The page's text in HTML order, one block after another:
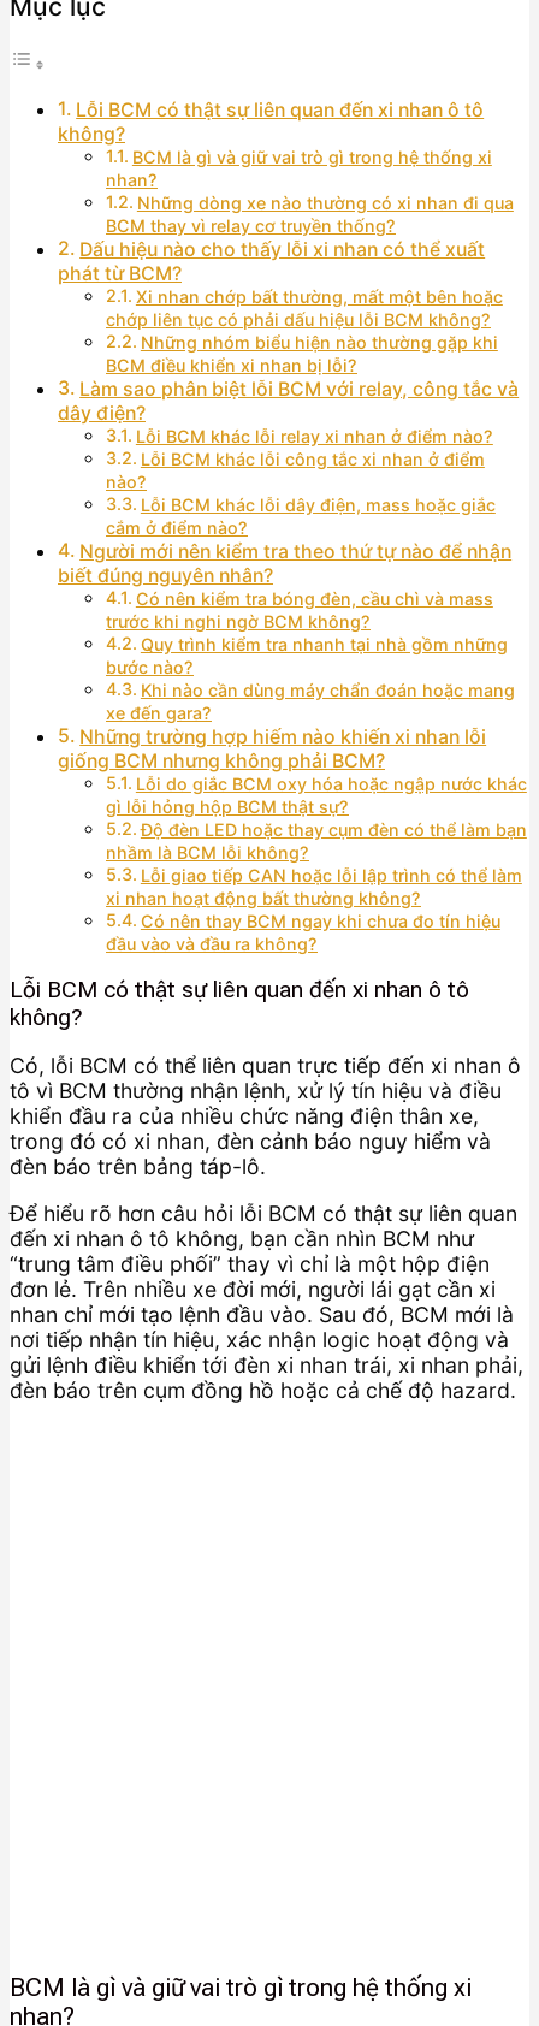
Mục lục
Lỗi BCM có thật sự liên quan đến xi nhan ô tô
không?
BCM là gì và giữ vai trò gì trong hệ thống xi
nhan?
Những dòng xe nào thường có xi nhan đi qua
BCM thay vì relay cơ truyền thống?
Dấu hiệu nào cho thấy lỗi xi nhan có thể xuất
phát từ BCM?
Xi nhan chớp bất thường, mất một bên hoặc
chớp liên tục có phải dấu hiệu lỗi BCM không?
Những nhóm biểu hiện nào thường gặp khi
BCM điều khiển xi nhan bị lỗi?
Làm sao phân biệt lỗi BCM với relay, công tắc và
dây điện?
Lỗi BCM khác lỗi relay xi nhan ở điểm nào?
Lỗi BCM khác lỗi công tắc xi nhan ở điểm
nào?
Lỗi BCM khác lỗi dây điện, mass hoặc giắc
cắm ở điểm nào?
Người mới nên kiểm tra theo thứ tự nào để nhận
biết đúng nguyên nhân?
Có nên kiểm tra bóng đèn, cầu chì và mass
trước khi nghi ngờ BCM không?
Quy trình kiểm tra nhanh tại nhà gồm những
bước nào?
Khi nào cần dùng máy chẩn đoán hoặc mang
xe đến gara?
Những trường hợp hiếm nào khiến xi nhan lỗi
giống BCM nhưng không phải BCM?
Lỗi do giắc BCM oxy hóa hoặc ngập nước khác
gì lỗi hỏng hộp BCM thật sự?
Độ đèn LED hoặc thay cụm đèn có thể làm bạn
nhầm là BCM lỗi không?
Lỗi giao tiếp CAN hoặc lỗi lập trình có thể làm
xi nhan hoạt động bất thường không?
Có nên thay BCM ngay khi chưa đo tín hiệu
đầu vào và đầu ra không?
Lỗi BCM có thật sự liên quan đến xi nhan ô tô
không?
Có, lỗi BCM có thể liên quan trực tiếp đến xi nhan ô
tô vì BCM thường nhận lệnh, xử lý tín hiệu và điều
khiển đầu ra của nhiều chức năng điện thân xe,
trong đó có xi nhan, đèn cảnh báo nguy hiểm và
đèn báo trên bảng táp-lô.
Để hiểu rõ hơn câu hỏi lỗi BCM có thật sự liên quan
đến xi nhan ô tô không, bạn cần nhìn BCM như
“trung tâm điều phối” thay vì chỉ là một hộp điện
đơn lẻ. Trên nhiều xe đời mới, người lái gạt cần xi
nhan chỉ mới tạo lệnh đầu vào. Sau đó, BCM mới là
nơi tiếp nhận tín hiệu, xác nhận logic hoạt động và
gửi lệnh điều khiển tới đèn xi nhan trái, xi nhan phải,
đèn báo trên cụm đồng hồ hoặc cả chế độ hazard.
BCM là gì và giữ vai trò gì trong hệ thống xi
nhan?